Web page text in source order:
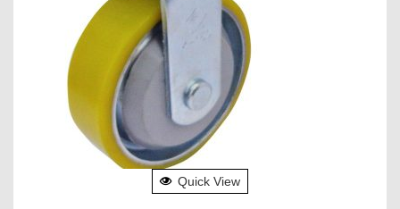
Quick View